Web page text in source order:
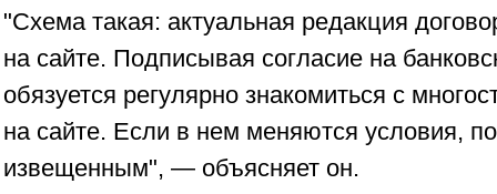
"Схема такая: актуальная редакция
на сайте. Подписывая согласие на
обязуется регулярно знакомиться с
на сайте. Если в нем меняются условия,
извещенным", — объясняет он.